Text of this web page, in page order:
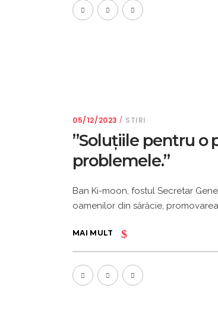
05/12/2023 STIRI
”Soluțiile pentru o
problemele.”
Ban Ki-moon, fostul Secretar
oamenilor din sărăcie,
MAI MULT